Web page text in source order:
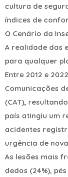
cultura de
índices de
O Cenário da
A realidade das
para qualquer
Entre 2012 e
Comunicações
(CAT),
país atingiu um
acidentes
urgência de
As lesões mais
dedos (24%),